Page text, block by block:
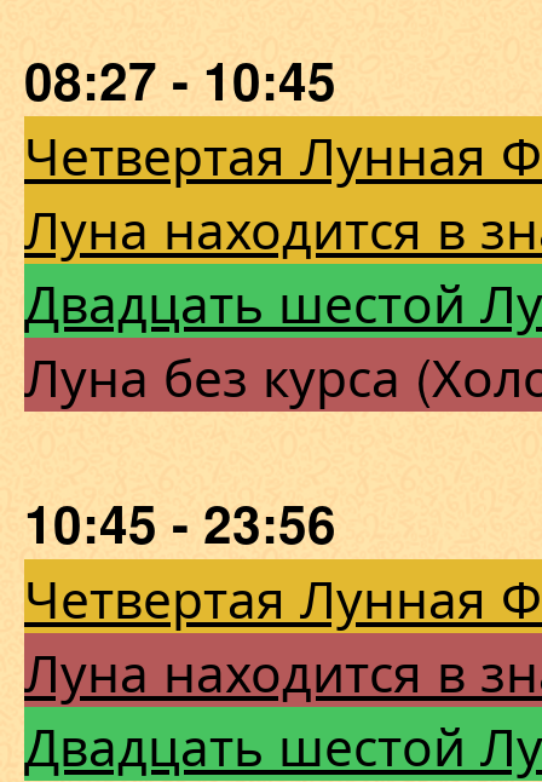
08:27 - 10:45
Четвертая Лунная
Луна находится в
Двадцать шестой
Луна без курса
10:45 - 23:56
Четвертая Лунная
Луна находится в
Двадцать шестой